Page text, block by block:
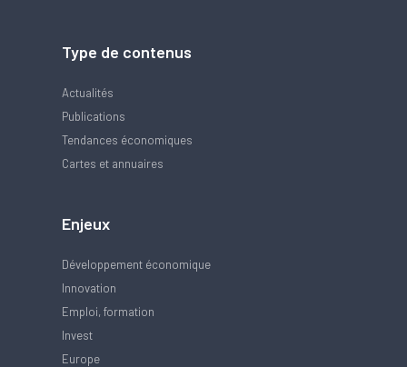
Type de contenus
Actualités
Publications
Tendances économiques
Cartes et annuaires
Enjeux
Développement économique
Innovation
Emploi, formation
Invest
Europe